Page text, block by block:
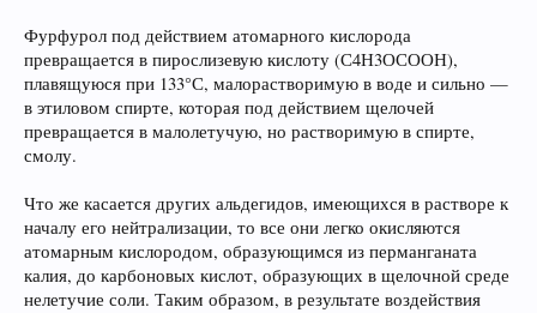
Фурфурол под действием атомарного кислорода
превращается в пирослизевую кислоту (С4Н3ОСООН),
плавящуюся при 133°С, малорастворимую в воде и сильно —
в этиловом спирте, которая под действием щелочей
превращается в малолетучую, но растворимую в спирте,
смолу.
Что же касается других альдегидов, имеющихся в растворе к
началу его нейтрализации, то все они легко окисляются
атомарным кислородом, образующимся из перманганата
калия, до карбоновых кислот, образующих в щелочной среде
нелетучие соли. Таким образом, в результате воздействия